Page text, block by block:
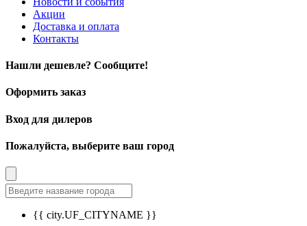
Акции
Доставка и оплата
Контакты
Нашли дешевле? Сообщите!
Оформить заказ
Вход для дилеров
Пожалуйста, выберите ваш город
{{ city.UF_CITYNAME }}